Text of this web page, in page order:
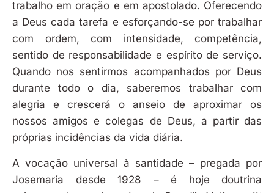
trabalho em oração e em apostolado. Oferecendo
a Deus cada tarefa e esforçando-se por trabalhar
com ordem, com intensidade, competência,
sentido de responsabilidade e espírito de serviço.
Quando nos sentirmos acompanhados por Deus
durante todo o dia, saberemos trabalhar com
alegria e crescerá o anseio de aproximar os
nossos amigos e colegas de Deus, a partir das
próprias incidências da vida diária.
A vocação universal à santidade – pregada por
Josemaría desde 1928 – é hoje doutrina